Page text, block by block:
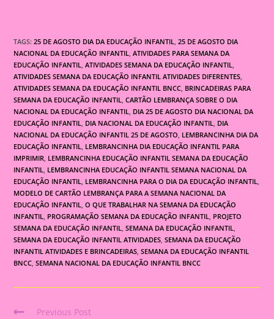
TAGS:25 DE AGOSTO DIA DA EDUCAÇÃO INFANTIL 25 DE AGOSTO DIA
NACIONAL DA EDUCAÇÃO INFANTIL ATIVIDADES PARA SEMANA DA
EDUCAÇÃO INFANTIL ATIVIDADES SEMANA DA EDUCAÇÃO INFANTIL
ATIVIDADES SEMANA DA EDUCAÇÃO INFANTIL ATIVIDADES DIFERENTES
ATIVIDADES SEMANA DA EDUCAÇÃO INFANTIL BNCC BRINCADEIRAS PARA
SEMANA DA EDUCAÇÃO INFANTIL CARTÃO LEMBRANÇA SOBRE O DIA
NACIONAL DA EDUCAÇÃO INFANTIL DIA 25 DE AGOSTO DIA NACIONAL DA
EDUCAÇÃO INFANTIL DIA NACIONAL DA EDUCAÇÃO INFANTIL DIA
NACIONAL DA EDUCAÇÃO INFANTIL 25 DE AGOSTO LEMBRANCINHA DIA DA
EDUCAÇÃO INFANTIL LEMBRANCINHA DIA EDUCAÇÃO INFANTIL PARA
IMPRIMIR LEMBRANCINHA EDUCAÇÃO INFANTIL SEMANA DA EDUCAÇÃO
INFANTIL LEMBRANCINHA EDUCAÇÃO INFANTIL SEMANA NACIONAL DA
EDUCAÇÃO INFANTIL LEMBRANCINHA PARA O DIA DA EDUCAÇÃO INFANTIL
MODELO DE CARTÃO LEMBRANÇA PARA A SEMANA NACIONAL DA
EDUCAÇÃO INFANTIL O QUE TRABALHAR NA SEMANA DA EDUCAÇÃO
INFANTIL PROGRAMAÇÃO SEMANA DA EDUCAÇÃO INFANTIL PROJETO
SEMANA DA EDUCAÇÃO INFANTIL SEMANA DA EDUCAÇÃO INFANTIL
SEMANA DA EDUCAÇÃO INFANTIL ATIVIDADES SEMANA DA EDUCAÇÃO
INFANTIL ATIVIDADES E BRINCADEIRAS SEMANA DA EDUCAÇÃO INFANTIL
BNCC SEMANA NACIONAL DA EDUCAÇÃO INFANTIL BNCC
Read
Previous Post